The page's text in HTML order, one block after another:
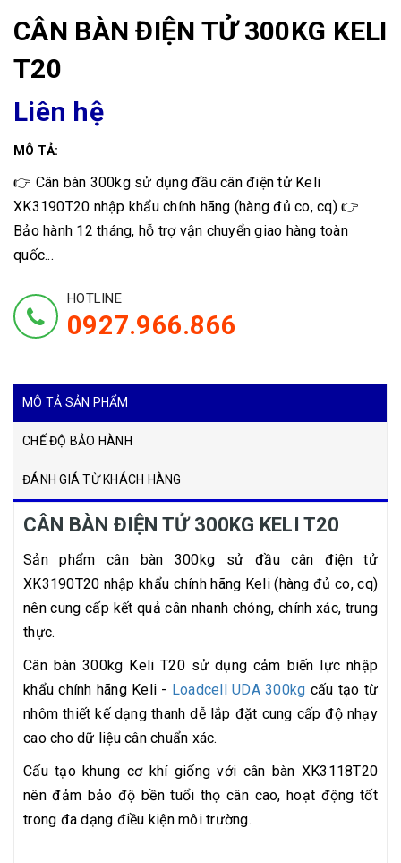
CÂN BÀN ĐIỆN TỬ 300KG KELI
T20
Liên hệ
MÔ TẢ:
👉 Cân bàn 300kg sử dụng đầu cân điện tử Keli
XK3190T20 nhập khẩu chính hãng (hàng đủ co, cq) 👉
Bảo hành 12 tháng, hỗ trợ vận chuyển giao hàng toàn
quốc...
HOTLINE
0927.966.866
MÔ TẢ SẢN PHẨM
CHẾ ĐỘ BẢO HÀNH
ĐÁNH GIÁ TỪ KHÁCH HÀNG
CÂN BÀN ĐIỆN TỬ 300KG KELI T20
Sản phẩm cân bàn 300kg sử đầu cân điện tử
XK3190T20 nhập khẩu chính hãng Keli (hàng đủ co, cq)
nên cung cấp kết quả cân nhanh chóng, chính xác, trung
thực.
Cân bàn 300kg Keli T20 sử dụng cảm biến lực nhập
khẩu chính hãng Keli - Loadcell UDA 300kg cấu tạo từ
nhôm thiết kế dạng thanh dễ lắp đặt cung cấp độ nhạy
cao cho dữ liệu cân chuẩn xác.
Cấu tạo khung cơ khí giống với cân bàn XK3118T20
nên đảm bảo độ bền tuổi thọ cân cao, hoạt động tốt
trong đa dạng điều kiện môi trường.